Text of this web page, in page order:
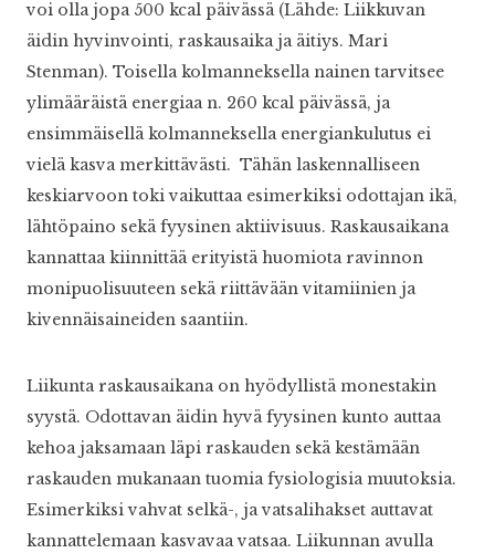
voi olla jopa 500 kcal päivässä (Lähde: Liikkuvan
äidin hyvinvointi, raskausaika ja äitiys. Mari
Stenman). Toisella kolmanneksella nainen tarvitsee
ylimääräistä energiaa n. 260 kcal päivässä, ja
ensimmäisellä kolmanneksella energiankulutus ei
vielä kasva merkittävästi. Tähän laskennalliseen
keskiarvoon toki vaikuttaa esimerkiksi odottajan ikä,
lähtöpaino sekä fyysinen aktiivisuus. Raskausaikana
kannattaa kiinnittää erityistä huomiota ravinnon
monipuolisuuteen sekä riittävään vitamiinien ja
kivennäisaineiden saantiin.
Liikunta raskausaikana on hyödyllistä monestakin
syystä. Odottavan äidin hyvä fyysinen kunto auttaa
kehoa jaksamaan läpi raskauden sekä kestämään
raskauden mukanaan tuomia fysiologisia muutoksia.
Esimerkiksi vahvat selkä-, ja vatsalihakset auttavat
kannattelemaan kasvavaa vatsaa. Liikunnan avulla